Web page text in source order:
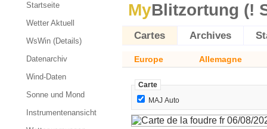
MyBlitzortung (!
Cartes Archives
Europe Allemagne
Carte
MAJ Auto
Startseite
Wetter Aktuell
WsWin (Details)
Datenarchiv
Wind-Daten
Sonne und Mond
Instrumentenansicht